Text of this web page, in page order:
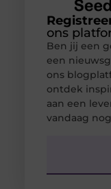
ons
Ben jij een
een
ons
ontdek
aan een
vandaag